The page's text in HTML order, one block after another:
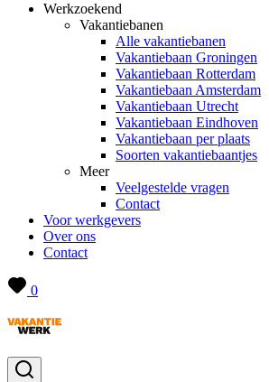
Werkzoekend
Vakantiebanen
Alle vakantiebanen
Vakantiebaan Groningen
Vakantiebaan Rotterdam
Vakantiebaan Amsterdam
Vakantiebaan Utrecht
Vakantiebaan Eindhoven
Vakantiebaan per plaats
Soorten vakantiebaantjes
Meer
Veelgestelde vragen
Contact
Voor werkgevers
Over ons
Contact
0